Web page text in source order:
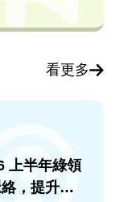
看更多
上半年綠領
，提升就